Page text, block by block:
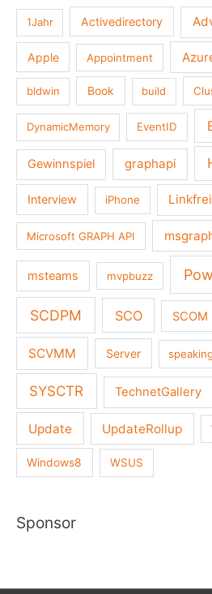
1Jahr Activedirectory
Apple Appointment
bldwin Book build
DynamicMemory EventID
Gewinnspiel graphapi
Interview iPhone
Microsoft GRAPH API
msteams mvpbuzz
SCDPM SCO SCOM
SCVMM Server speaking
SYSCTR TechnetGallery
Update UpdateRollup
Windows8 WSUS
Sponsor